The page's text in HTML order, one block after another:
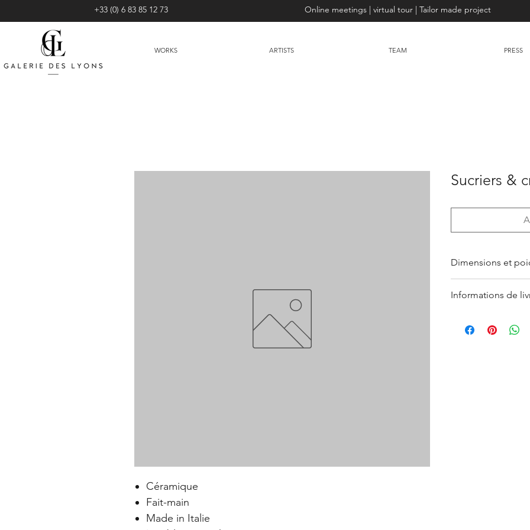
+33 (0) 6 83 85 12 73 Online meetings | virtual tour | Tailor made project
WORKS ARTISTS TEAM PRESS
Céramique
Fait-main
Made in Italie
Sucriers &
Dimensions et
Petit sucrier : ø
Informations de
pas disponible en